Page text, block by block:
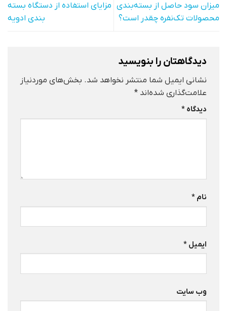
میزان سود حاصل از بسته‌بندی
محصولات تک‌نفره چقدر است؟
مزایای استفاده از دستگاه بسته‌
بندی ادویه
دیدگاهتان را بنویسید
نشانی ایمیل شما منتشر نخواهد شد. بخش‌های موردنیاز
علامت‌گذاری شده‌اند *
دیدگاه *
نام *
ایمیل *
وب‌ سایت